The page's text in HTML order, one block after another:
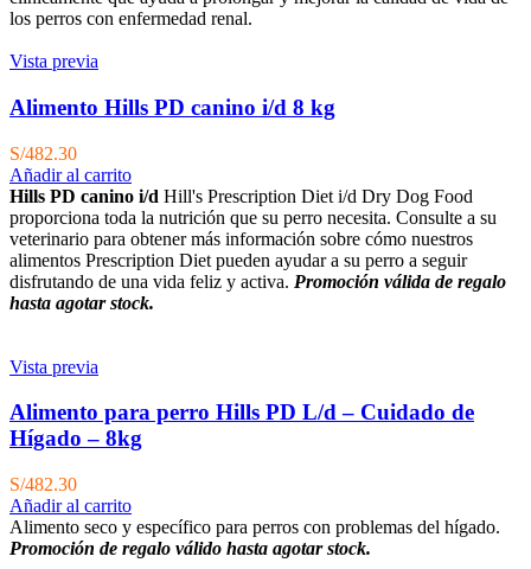
los perros con enfermedad renal.
Vista previa
Alimento Hills PD canino i/d 8 kg
S/482.30
Añadir al carrito
Hills PD canino i/d Hill's Prescription Diet i/d Dry Dog Food
proporciona toda la nutrición que su perro necesita. Consulte a su
veterinario para obtener más información sobre cómo nuestros
alimentos Prescription Diet pueden ayudar a su perro a seguir
disfrutando de una vida feliz y activa. Promoción válida de regalo
hasta agotar stock.
Vista previa
Alimento para perro Hills PD L/d – Cuidado de
Hígado – 8kg
S/482.30
Añadir al carrito
Alimento seco y específico para perros con problemas del hígado.
Promoción de regalo válido hasta agotar stock.